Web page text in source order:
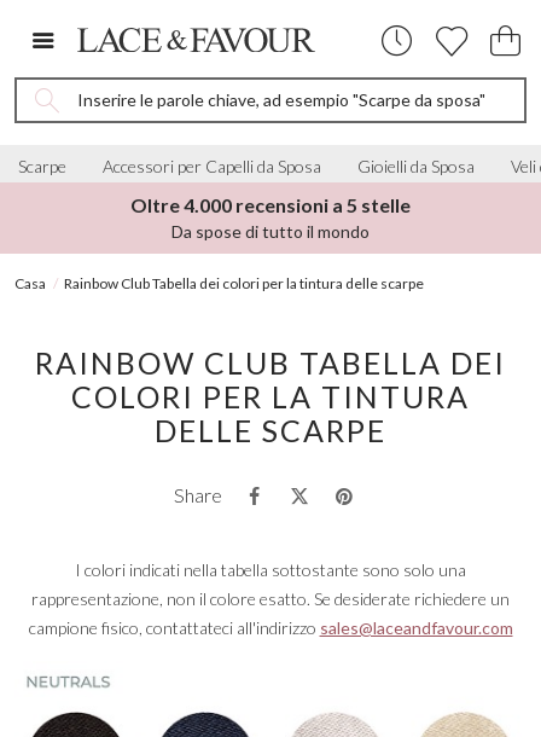
Inserire le parole chiave, ad esempio "Scarpe da sposa"
Scarpe Accessori per Capelli da Sposa Gioielli da Sposa Veli
Oltre 4.000 recensioni a 5 stelle
Da spose di tutto il mondo
Casa Rainbow Club Tabella dei colori per la tintura delle scarpe
RAINBOW CLUB TABELLA DEI
COLORI PER LA TINTURA
DELLE SCARPE
Share
I colori indicati nella tabella sottostante sono solo una
rappresentazione, non il colore esatto. Se desiderate richiedere un
campione fisico, contattateci all'indirizzo sales@laceandfavour.com